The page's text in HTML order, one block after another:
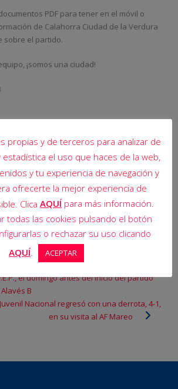
PDF para tener en el móvil o
de Calahorra Ciudad de la Verdura
sobre el partido.
¡somos una ciudad!
AFICIONADOS
rendirá un homenaje póstumo a
el domingo antes del inicio del partido
B
Nacional regresó con una derrota, 4-1,
en su visita al AF Mareo
propias y de terceros para analizar de
el uso que haces de la web,
y tu experiencia de navegación y
ofrecerte la mejor experiencia de
Clica AQUÍpara más información.
todas las cookies pulsando el botón
o rechazar su uso clicando
AQUÍ. ACEPTAR